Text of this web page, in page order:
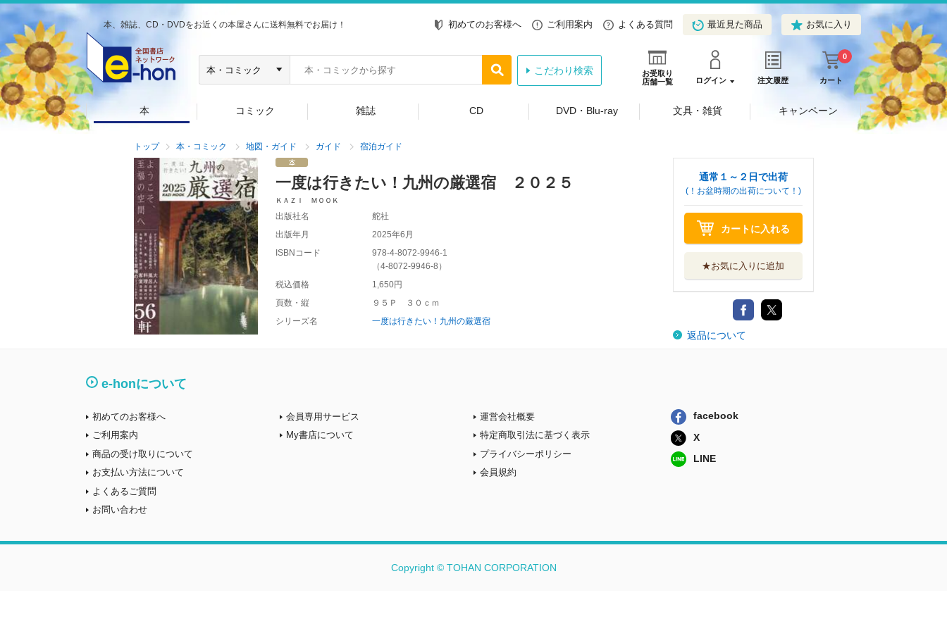
本、雑誌、CD・DVDをお近くの本屋さんに送料無料でお届け！ 初めてのお客様へ ご利用案内 よくある質問 最近見た商品 お気に入り
お受取り
店舗一覧
ログイン 注文履歴 カート
0
こだわり検索
本 コミック 雑誌 CD DVD・Blu-ray 文具・雑貨 キャンペーン
トップ 本・コミック 地図・ガイド ガイド 宿泊ガイド
一度は行きたい！九州の厳選宿 ２０２５
ＫＡＺＩ ＭＯＯＫ
出版社名
舵社
出版年月
2025年6月
ISBNコード
978-4-8072-9946-1
（4-8072-9946-8 ）
税込価格
1,650円
頁数・縦
９５Ｐ ３０ｃｍ
シリーズ名
一度は行きたい！九州の厳選宿
通常１～２日で出荷
(！お盆時期の出荷について！)
カートに入れる
★お気に入りに追加
返品について
e-honについて
初めてのお客様へ
ご利用案内
商品の受け取りについて
お支払い方法について
よくあるご質問
お問い合わせ
会員専用サービス
My書店について
運営会社概要
特定商取引法に基づく表示
プライバシーポリシー
会員規約
facebook
X
LINE
Copyright © TOHAN CORPORATION